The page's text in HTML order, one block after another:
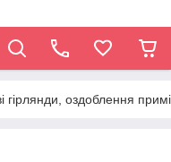
гірлянди, оздоблення